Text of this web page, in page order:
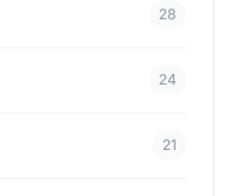
28
24
21